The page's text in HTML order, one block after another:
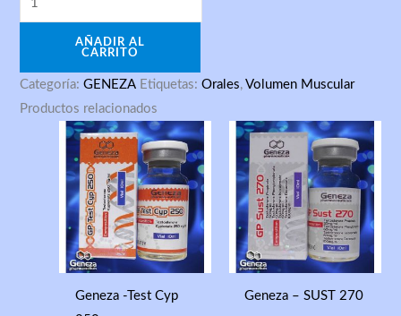
AÑADIR AL
CARRITO
Categoría:GENEZA Etiquetas:Orales,Volumen Muscular
Productos relacionados
Geneza -Test Cyp
Geneza – SUST 270